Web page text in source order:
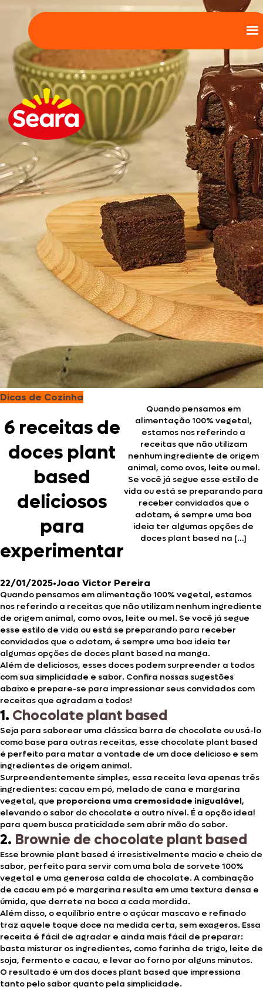
Dicas de Cozinha
6 receitas de
doces plant
based
deliciosos
para
experimentar
Quando pensamos em
alimentação 100% vegetal,
estamos nos referindo a
receitas que não utilizam
nenhum ingrediente de origem
animal, como ovos, leite ou mel.
Se você já segue esse estilo de
vida ou está se preparando para
receber convidados que o
adotam, é sempre uma boa
ideia ter algumas opções de
doces plant based na […]
22/01/2025•Joao Victor Pereira
Quando pensamos em alimentação 100% vegetal, estamos
nos referindo a receitas que não utilizam nenhum ingrediente
de origem animal, como ovos, leite ou mel. Se você já segue
esse estilo de vida ou está se preparando para receber
convidados que o adotam, é sempre uma boa ideia ter
algumas opções de doces plant based na manga.
Além de deliciosos, esses doces podem surpreender a todos
com sua simplicidade e sabor. Confira nossas sugestões
abaixo e prepare-se para impressionar seus convidados com
receitas que agradam a todos!
1. Chocolate plant based
Seja para saborear uma clássica barra de chocolate ou usá-lo
como base para outras receitas, esse chocolate plant based
é perfeito para matar a vontade de um doce delicioso e sem
ingredientes de origem animal.
Surpreendentemente simples, essa receita leva apenas três
ingredientes: cacau em pó, melado de cana e margarina
vegetal, que proporciona uma cremosidade inigualável,
elevando o sabor do chocolate a outro nível. É a opção ideal
para quem busca praticidade sem abrir mão do sabor.
2. Brownie de chocolate plant based
Esse brownie plant based é irresistivelmente macio e cheio de
sabor, perfeito para servir com uma bola de sorvete 100%
vegetal e uma generosa calda de chocolate. A combinação
de cacau em pó e margarina resulta em uma textura densa e
úmida, que derrete na boca a cada mordida.
Além disso, o equilíbrio entre o açúcar mascavo e refinado
traz aquele toque doce na medida certa, sem exageros. Essa
receita é fácil de agradar e ainda mais fácil de preparar:
basta misturar os ingredientes, como farinha de trigo, leite de
soja, fermento e cacau, e levar ao forno por alguns minutos.
O resultado é um dos doces plant based que impressiona
tanto pelo sabor quanto pela simplicidade.